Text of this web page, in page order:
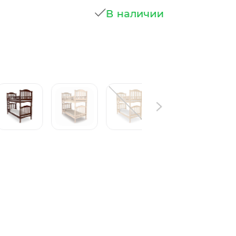
В наличии